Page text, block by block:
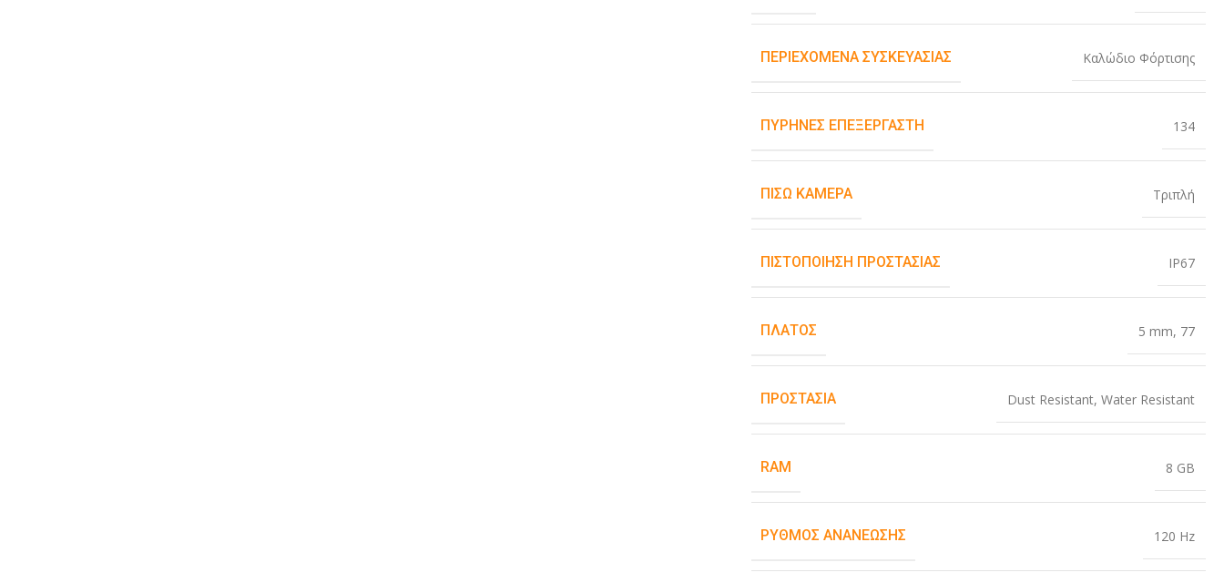
ΠΕΡΙΕΧΌΜΕΝΑ ΣΥΣΚΕΥΑΣΊΑΣ Καλώδιο Φόρτισης
ΠΥΡΉΝΕΣ ΕΠΕΞΕΡΓΑΣΤΉ 134
ΠΊΣΩ ΚΆΜΕΡΑ Τριπλή
ΠΙΣΤΟΠΟΊΗΣΗ ΠΡΟΣΤΑΣΊΑΣ IP67
ΠΛΆΤΟΣ 5 mm, 77
ΠΡΟΣΤΑΣΊΑ Dust Resistant, Water Resistant
RAM 8 GB
ΡΥΘΜΌΣ ΑΝΑΝΈΩΣΗΣ 120 Hz